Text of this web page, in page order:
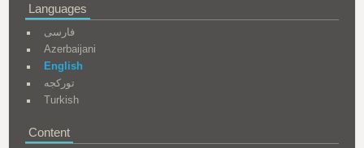
Languages
فارسی
Azerbaijani
English
تورکجه
Turkish
Content